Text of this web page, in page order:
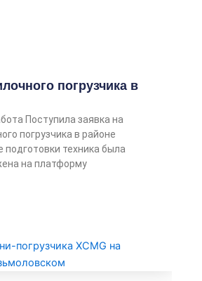
погрузчика в
Поступила заявка на
погрузчика в районе
подготовки техника была
на платформу